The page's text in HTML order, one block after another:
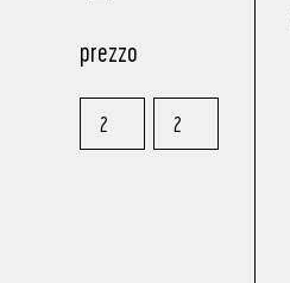
prezzo